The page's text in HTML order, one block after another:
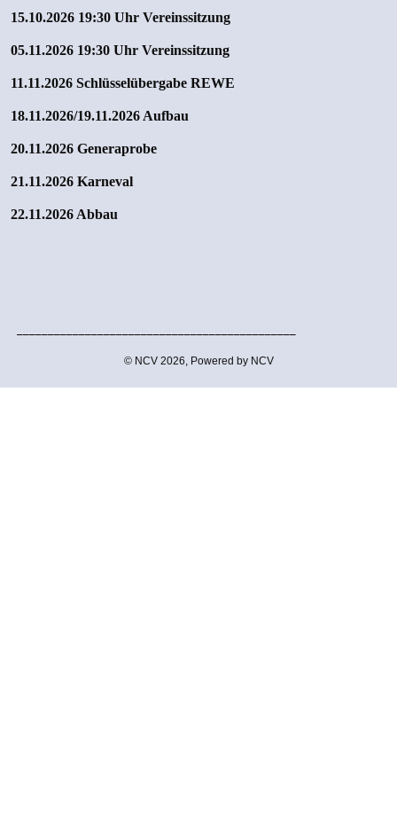
15.10.2026 19:30 Uhr Vereinssitzung
05.11.2026 19:30 Uhr Vereinssitzung
11.11.2026 Schlüsselübergabe REWE
18.11.2026/19.11.2026 Aufbau
20.11.2026 Generaprobe
21.11.2026 Karneval
22.11.2026 Abbau
© NCV 2026, Powered by NCV